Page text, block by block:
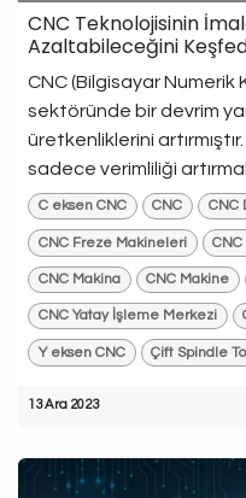
CNC Teknolojisinin
Azaltabileceğini
CNC (Bilgisayar
sektöründe bir devrim
üretkenliklerini
sadece verimliliği
C eksen CNC CNC CNC
CNC Freze Makineleri
CNC Makina CNC Makine
CNC Yatay İşleme Merkezi
Y eksen CNC Çift Spindle
13 Ara 2023